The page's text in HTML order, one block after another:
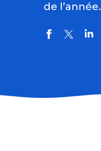
de l’année.